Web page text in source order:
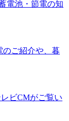
電池・節電の知
のご紹介や、暮
ビCMがご覧い